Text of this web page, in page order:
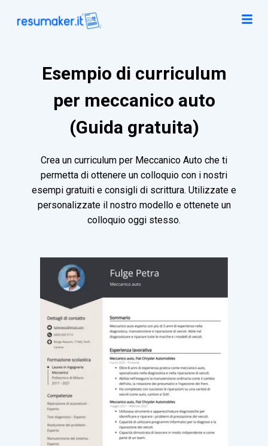
Esempio di curriculum
per meccanico auto
(Guida gratuita)
Crea un curriculum per Meccanico Auto che ti
permetta di ottenere un colloquio con i nostri
esempi gratuiti e consigli di scrittura. Utilizzate e
personalizzate il nostro modello e ottenete un
colloquio oggi stesso.